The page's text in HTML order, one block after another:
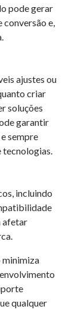
pode gerar
conversão e,
ajustes ou
criar
soluções
garantir
sempre
tecnologias.
incluindo
afetar
minimiza
qualquer